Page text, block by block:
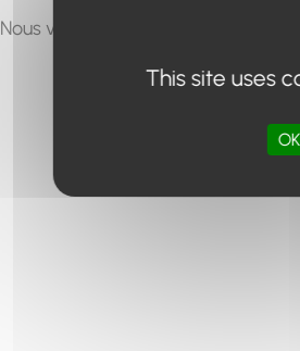
Nous vous invitons à utiliser le
This site uses